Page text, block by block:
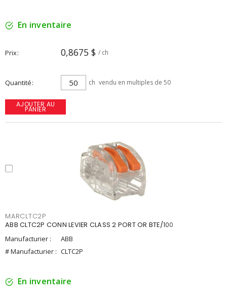
En inventaire
Prix 0,8675 $ / ch
Quantité ch vendu en multiples de 50
AJOUTER AU
PANIER
MARCLTC2P
ABB CLTC2P CONN LEVIER CLASS 2 PORT OR BTE/100
Manufacturier :
ABB
# Manufacturier : CLTC2P
En inventaire